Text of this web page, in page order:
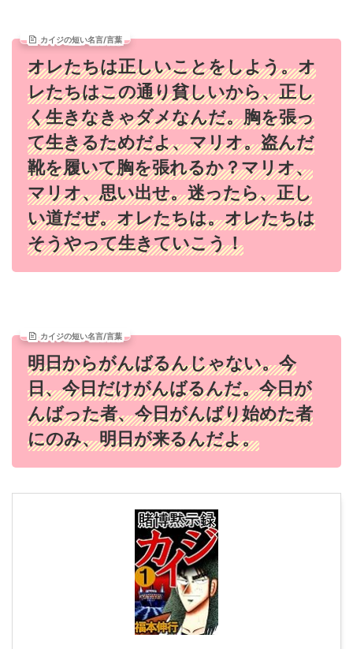
カイジの短い名言/言葉
オレたちは正しいことをしよう。オ
レたちはこの通り貧しいから、正し
く生きなきゃダメなんだ。胸を張っ
て生きるためだよ、マリオ。盗んだ
靴を履いて胸を張れるか？マリオ、
マリオ、思い出せ。迷ったら、正し
い道だぜ。オレたちは。オレたちは
そうやって生きていこう！
カイジの短い名言/言葉
明日からがんばるんじゃない。今
日、今日だけがんばるんだ。今日が
んばった者、今日がんばり始めた者
にのみ、明日が来るんだよ。